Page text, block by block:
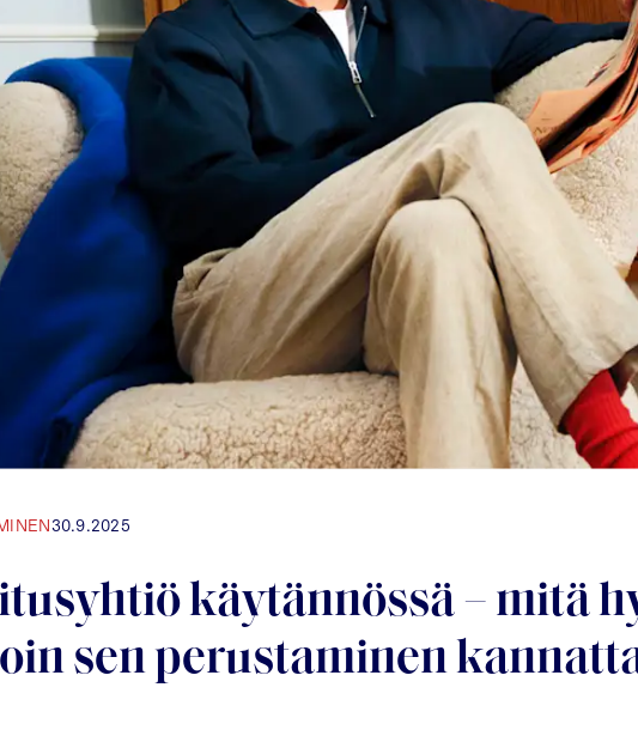
30.9.2025
käytännössä – mitä
sen perustaminen